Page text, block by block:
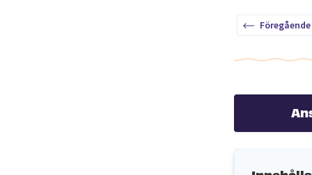
Föregående